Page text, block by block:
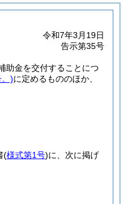
令和7年3月19日
告示第35号
助金を交付することにつ
)に定めるもののほか、
(様式第1号)に、次に掲げ